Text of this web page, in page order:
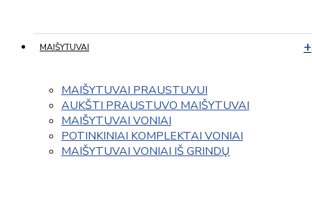
MAIŠYTUVAI
MAIŠYTUVAI PRAUSTUVUI
AUKŠTI PRAUSTUVO MAIŠYTUVAI
MAIŠYTUVAI VONIAI
POTINKINIAI KOMPLEKTAI VONIAI
MAIŠYTUVAI VONIAI IŠ GRINDŲ